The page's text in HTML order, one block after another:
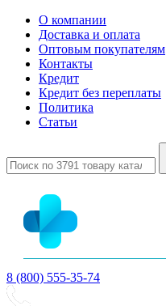
О компании
Доставка и оплата
Оптовым покупателям
Контакты
Кредит
Кредит без переплаты
Политика
Статьи
8 (800) 555-35-74